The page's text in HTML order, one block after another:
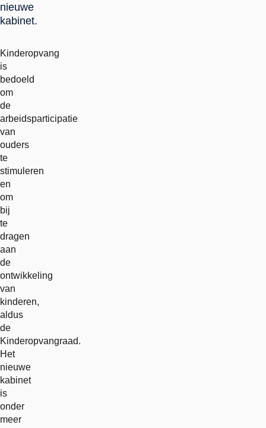
nieuwe
kabinet.
Kinderopvang
is
bedoeld
om
de
arbeidsparticipatie
van
ouders
te
stimuleren
en
om
bij
te
dragen
aan
de
ontwikkeling
van
kinderen,
aldus
de
Kinderopvangraad.
Het
nieuwe
kabinet
is
onder
meer